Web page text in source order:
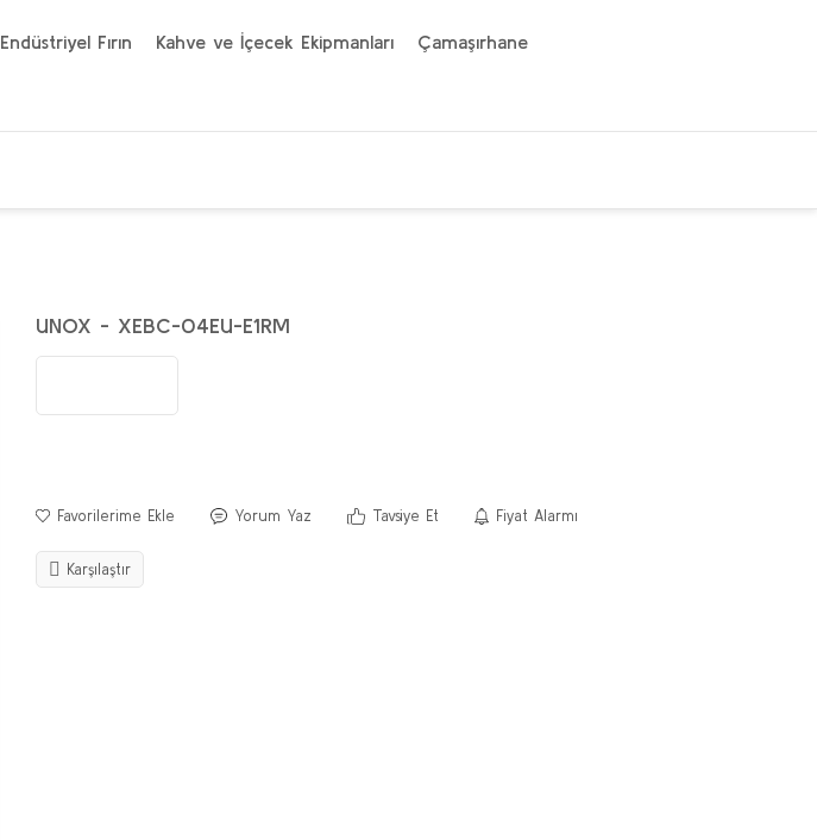
Endüstriyel Fırın Kahve ve İçecek Ekipmanları Çamaşırhane
UNOX - XEBC-04EU-E1RM
Yorum Yaz Tavsiye Et Fiyat Alarmı
Karşılaştır